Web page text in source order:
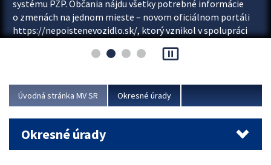
systému PZP. Občania nájdu všetky potrebné informácie
o zmenách na jednom mieste – novom oficiálnom portáli
https://nepoistenevozidlo.sk/, ktorý vznikol v spolupráci
asociácie poisťovní (SLASPO) a Ministerstva vnútra SR.
Viac
pause_presentation
Úvodná stránka MV SR Okresné úrady
Okresné úrady